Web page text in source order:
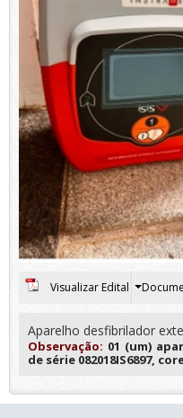
Visualizar Edital
Aparelho desfibrilador
Observação: 01 (um)
de série 082018IS6897,